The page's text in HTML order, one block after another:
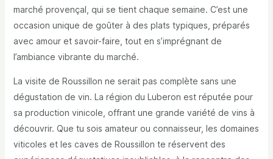
marché provençal, qui se tient chaque semaine. C’est une
occasion unique de goûter à des plats typiques, préparés
avec amour et savoir-faire, tout en s’imprégnant de
l’ambiance vibrante du marché.
La visite de Roussillon ne serait pas complète sans une
dégustation de vin. La région du Luberon est réputée pour
sa production vinicole, offrant une grande variété de vins à
découvrir. Que tu sois amateur ou connaisseur, les domaines
viticoles et les caves de Roussillon te réservent des